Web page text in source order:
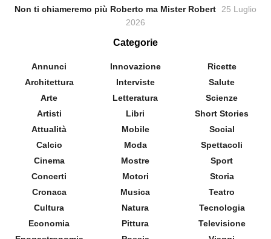
Non ti chiameremo più Roberto ma Mister Robert
25 Luglio
2026
Categorie
Annunci
Architettura
Arte
Artisti
Attualità
Calcio
Cinema
Concerti
Cronaca
Cultura
Economia
Innovazione
Interviste
Letteratura
Libri
Mobile
Moda
Mostre
Motori
Musica
Natura
Pittura
Ricette
Salute
Scienze
Short Stories
Social
Spettacoli
Sport
Storia
Teatro
Tecnologia
Televisione